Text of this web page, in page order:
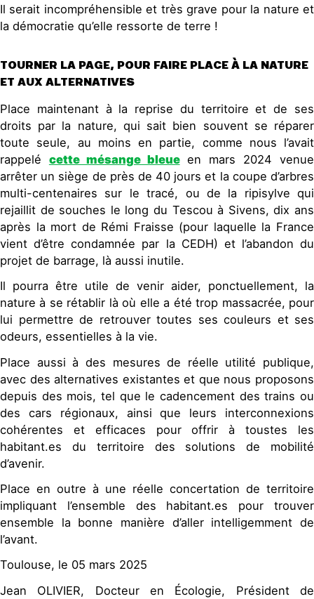
Il serait incompréhensible et très grave pour la nature et
la démocratie qu’elle ressorte de terre !
TOURNER LA PAGE, POUR FAIRE PLACE À LA NATURE
ET AUX ALTERNATIVES
Place maintenant à la reprise du territoire et de ses
droits par la nature, qui sait bien souvent se réparer
toute seule, au moins en partie, comme nous l’avait
rappelé cette mésange bleueen mars 2024 venue
arrêter un siège de près de 40 jours et la coupe d’arbres
multi-centenaires sur le tracé, ou de la ripisylve qui
rejaillit de souches le long du Tescou à Sivens, dix ans
après la mort de Rémi Fraisse (pour laquelle la France
vient d’être condamnée par la CEDH) et l’abandon du
projet de barrage, là aussi inutile.
Il pourra être utile de venir aider, ponctuellement, la
nature à se rétablir là où elle a été trop massacrée, pour
lui permettre de retrouver toutes ses couleurs et ses
odeurs, essentielles à la vie.
Place aussi à des mesures de réelle utilité publique,
avec des alternatives existantes et que nous proposons
depuis des mois, tel que le cadencement des trains ou
des cars régionaux, ainsi que leurs interconnexions
cohérentes et efficaces pour offrir à toustes les
habitant.es du territoire des solutions de mobilité
d’avenir.
Place en outre à une réelle concertation de territoire
impliquant l’ensemble des habitant.es pour trouver
ensemble la bonne manière d’aller intelligemment de
l’avant.
Toulouse, le 05 mars 2025
Jean OLIVIER, Docteur en Écologie, Président de